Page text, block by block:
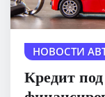
НОВОСТИ
Кредит